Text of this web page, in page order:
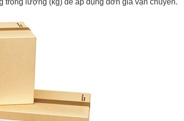
trọng lượng (kg) để áp dụng đơn giá vận chuyển.